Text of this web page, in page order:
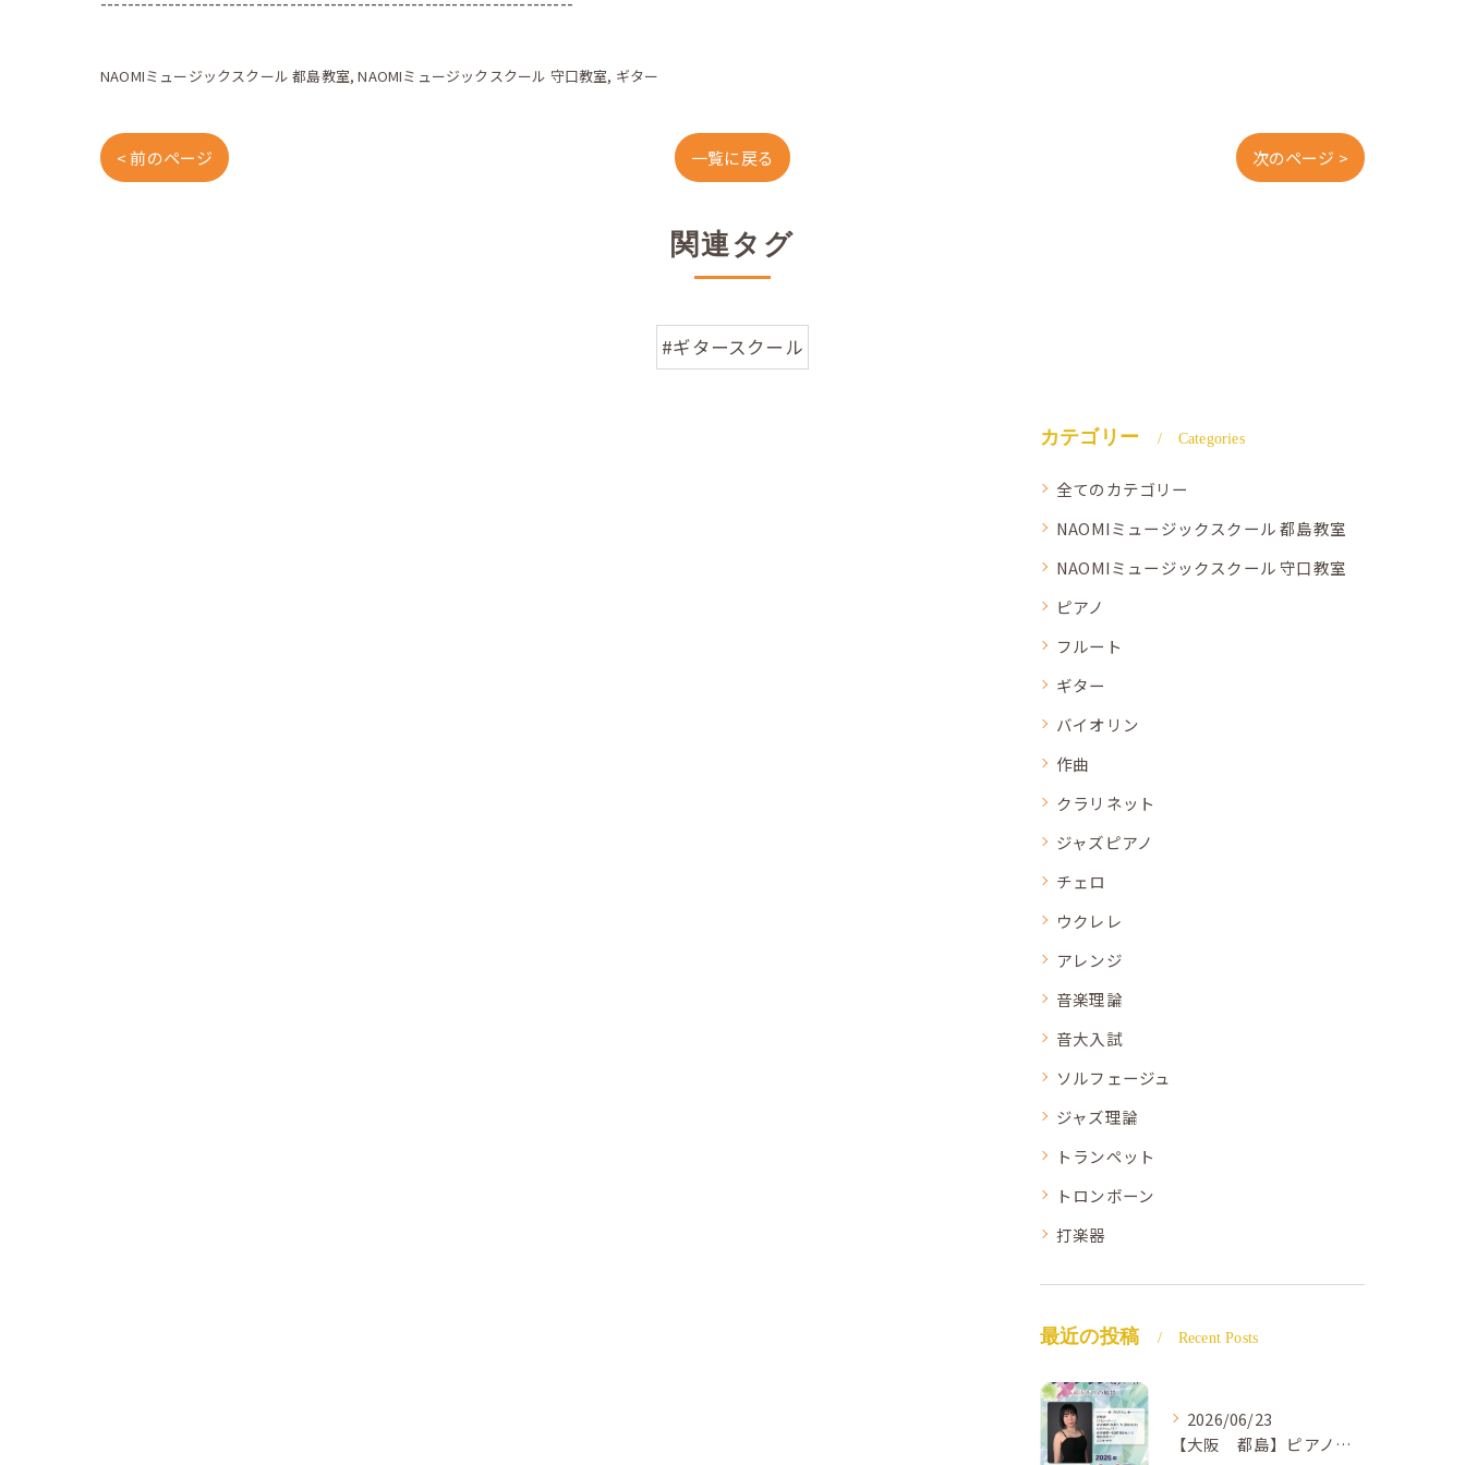
NAOMIミュージックスクール 都島教室 NAOMIミュージックスクール 守口教室 ギター
< 前のページ 一覧に戻る 次のページ >
関連タグ
#ギタースクール
カテゴリー Categories
全てのカテゴリー
NAOMIミュージックスクール 都島教室
NAOMIミュージックスクール 守口教室
ピアノ
フルート
ギター
バイオリン
作曲
クラリネット
ジャズピアノ
チェロ
ウクレレ
アレンジ
音楽理論
音大入試
ソルフェージュ
ジャズ理論
トランペット
トロンボーン
打楽器
最近の投稿 Recent Posts
2026/06/23
【大阪 都島】ピアノ教室ならNAOMIミュージックスクール ピアノ講師 佐々木唯先生のコンサートのご案内🎵